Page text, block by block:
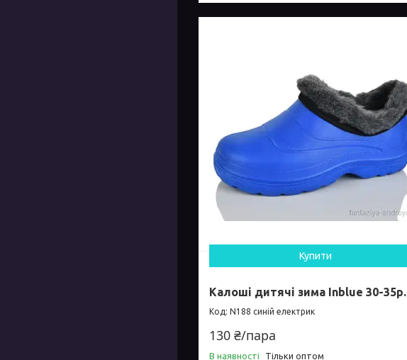
Купити
Калоші дитячі зима Inblue 30-35р.
N188 синій електрик
130 ₴/пара
В наявності Тільки оптом